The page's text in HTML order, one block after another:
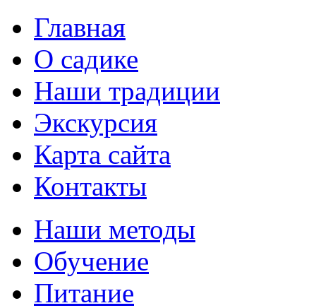
Главная
О садике
Наши традиции
Экскурсия
Карта сайта
Контакты
Наши методы
Обучение
Питание